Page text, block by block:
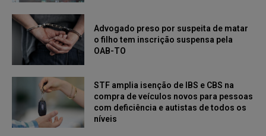
Advogado preso por suspeita de matar
o filho tem inscrição suspensa pela
OAB-TO
STF amplia isenção de IBS e CBS na
compra de veículos novos para pessoas
com deficiência e autistas de todos os
níveis